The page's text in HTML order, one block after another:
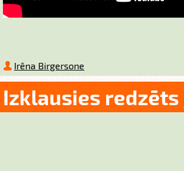
Irēna Birgersone
Izklausies